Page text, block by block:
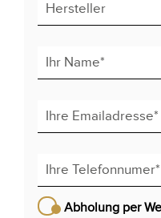
Abholung per